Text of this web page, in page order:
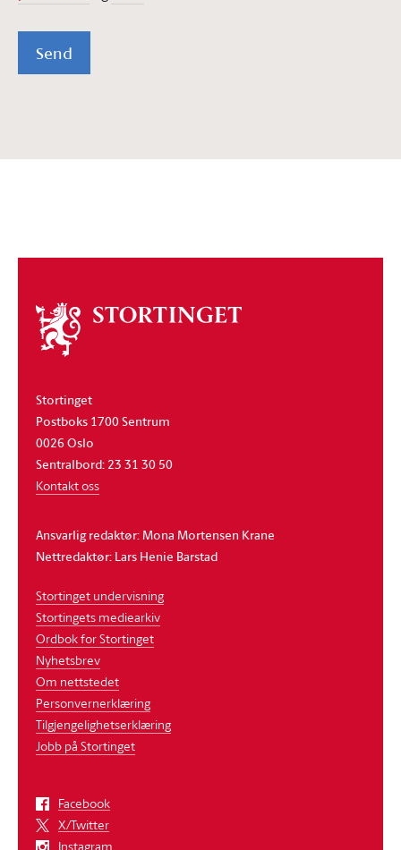
Send
Om
stortinget
Stortinget
Postboks 1700 Sentrum
0026 Oslo
Sentralbord: 23 31 30 50
Kontakt oss
Ansvarlig redaktør: Mona Mortensen Krane
Nettredaktør: Lars Henie Barstad
Stortinget undervisning
Stortingets mediearkiv
Ordbok for Stortinget
Nyhetsbrev
Om nettstedet
Personvernerklæring
Tilgjengelighetserklæring
Jobb på Stortinget
Facebook
X/Twitter
Instagram